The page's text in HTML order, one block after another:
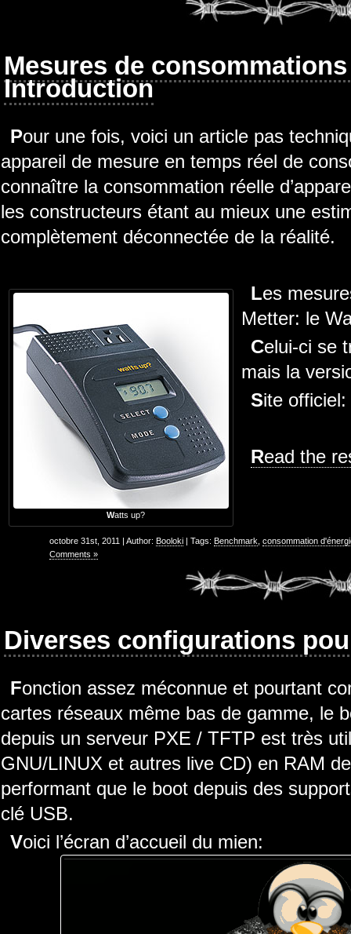
Mesures de
Introduction
Pour une fois, voici un article pas technique (quoique). J’ai emprunté un
appareil de mesure en temps réel de
connaître la consommation réelle
les constructeurs étant au mieux une
complètement déconnectée de la réalité.
Watts up?
Les mesures ont été effectuées avec un Watt
Metter: le
Celui-ci se trouve aux alentours de 200$,
mais la
Site officiel:
Read the
octobre 31st, 2011 | Author: Booloki| Tags: Benchmark consommation
Comments »
Diverses configurations
Fonction assez méconnue et pourtant compatible avec la plupart des
cartes réseaux même bas de gamme, le
depuis un serveur PXE / TFTP est très
GNU/LINUX et autres live CD) en RAM
performant que le boot depuis des
clé USB.
Voici l’écran d’accueil du mien: